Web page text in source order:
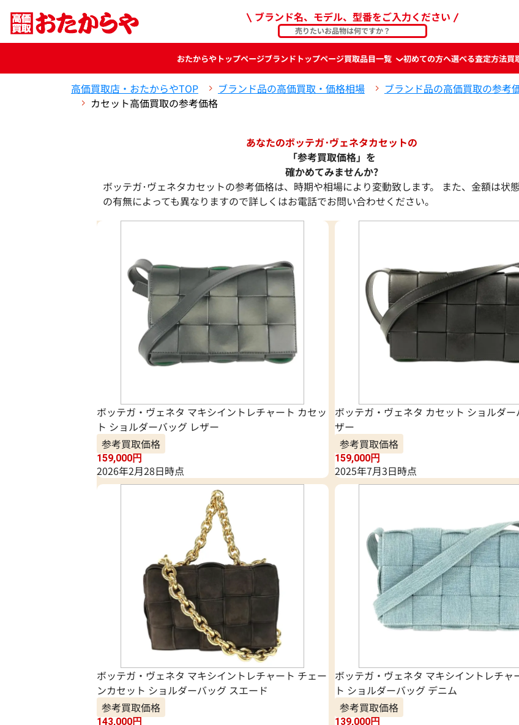
ブランド名、モデル、型番をご入力ください
おたからやトップページブランド トップページ買取品目一覧 初めての方へ選べる査定方法買
高価買取店・おたからやTOP ブランド品の高価買取・価格相場 ブランド品の高価買取の参考
カセット高価買取の参考価格
あなたのボッテガ･ヴェネタカセットの
「参考買取価格」を
確かめてみませんか?
ボッテガ･ヴェネタカセットの参考価格は、時期や相場により変動致します。 また、金額は状
の有無によっても異なりますので詳しくはお電話でお問い合わせください。
ボッテガ・ヴェネタ マキシイントレチャート カセッ
ト ショルダーバッグ レザー
参考買取価格
159,000円
2026年2月28日時点
ボッテガ・ヴェネタ カセット ショルダー
ザー
参考買取価格
159,000円
2025年7月3日時点
ボッテガ・ヴェネタ マキシイントレチャート チェー
ンカセット ショルダーバッグ スエード
参考買取価格
143,000円
ボッテガ・ヴェネタ マキシイントレチャ
ト ショルダーバッグ デニム
参考買取価格
139,000円